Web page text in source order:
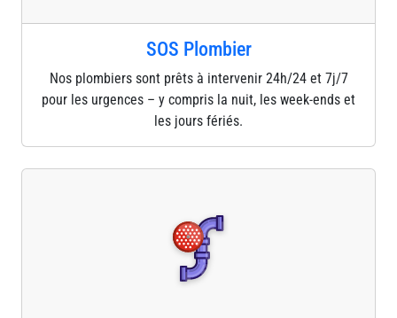
SOS Plombier
Nos plombiers sont prêts à intervenir 24h/24 et 7j/7
pour les urgences – y compris la nuit, les week-ends et
les jours fériés.